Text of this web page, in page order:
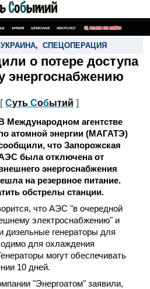
АРМИЯ ШПИОНАЖ НЕКРОЛОГ ПОИСК ПО САЙТУ
, СПЕЦОПЕРАЦИЯ
о потере доступа
энергоснабжению
[ Суть Событий ]
Международном агентстве
атомной энергии (МАГАТЭ)
что Запорожская
была отключена от
энергоснабжения
на резервное питание.
обстрелы станции.
что АЭС "в очередной
электроснабжению" и
дизельные генераторы для
для охлаждения
могут обеспечивать
10 дней.
"Энергоатом" заявили,